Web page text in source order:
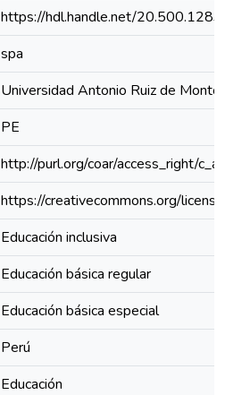
https://hdl.handle.net/
spa
Universidad Antonio Ruiz de
PE
http://purl.org/coar/access_right/
https://creativecommons.org/
Educación inclusiva
Educación básica regular
Educación básica especial
Perú
Educación